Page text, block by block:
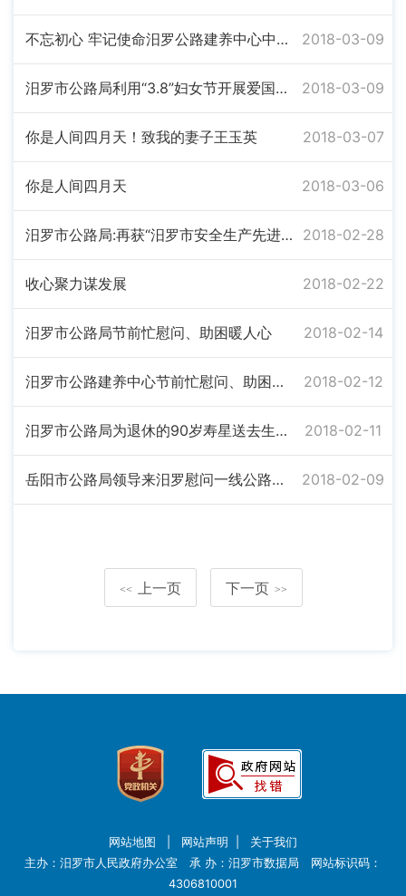
不忘初心 牢记使命汨罗公路建养中心中心组集中学习十九大精神 2018-03-09
汨罗市公路局利用“3.8”妇女节开展爱国教育活动 2018-03-09
你是人间四月天！致我的妻子王玉英 2018-03-07
你是人间四月天 2018-03-06
汨罗市公路局:再获“汨罗市安全生产先进单位” 2018-02-28
收心聚力谋发展 2018-02-22
汨罗市公路局节前忙慰问、助困暖人心 2018-02-14
汨罗市公路建养中心节前忙慰问、助困暖人心 2018-02-12
汨罗市公路局为退休的90岁寿星送去生日的祝福 2018-02-11
岳阳市公路局领导来汨罗慰问一线公路职工 2018-02-09
<< 上一页 下一页 >>
网站地图 网站声明
关于我们
主办：汨罗市人民政府办公室 承 办：汨罗市数据局 网站标识码：
4306810001